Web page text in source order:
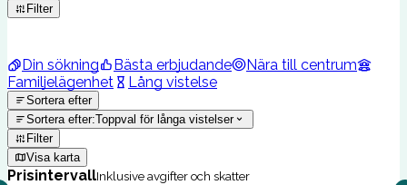
Filter
Din sökning Bästa erbjudande
Nära till centrum
Familjelägenhet
Lång vistelse
Sortera efter
Sortera efter:Toppval för långa vistelser
Filter
Visa karta
PrisintervallInklusive avgifter och skatter